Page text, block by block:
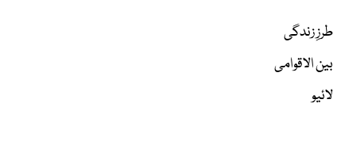
طرزِ زندگی
بین الاقوامی
لائیو